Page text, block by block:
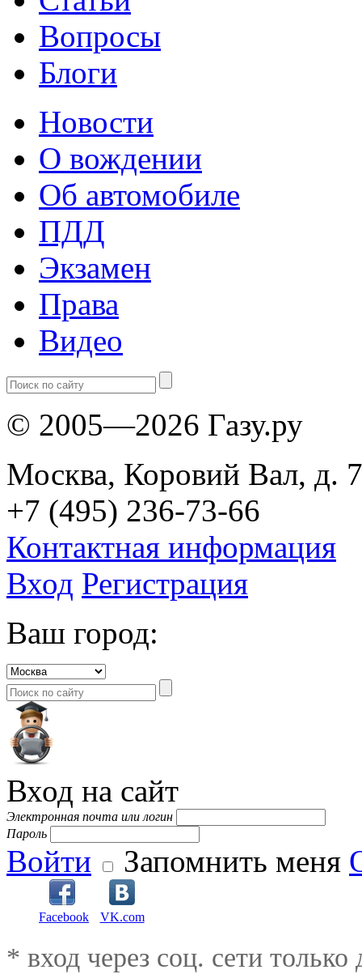
Вопросы
Блоги
Новости
О вождении
Об автомобиле
ПДД
Экзамен
Права
Видео
© 2005—2026 Газу.ру
Москва, Коровий Вал, д.
+7 (495) 236-73-66
Контактная информация
Вход Регистрация
Ваш город:
Вход на сайт
Электронная почта или логин
Пароль
Войти Запомнить меня
Facebook VK.com
* вход через соц. сети